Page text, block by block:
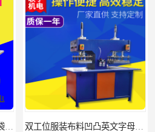
双工位服装布料凹凸英文字母压字机找联宇制造厂